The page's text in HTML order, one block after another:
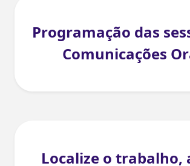
Programação das
Comunicações
Localize o trabalho,